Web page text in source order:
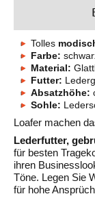
Tolles
Farbe:
Material:
Futter:
Absatzhöhe:
Sohle:
Loafer machen
Lederfutter,
für besten
ihren
Töne. Legen Sie
für hohe